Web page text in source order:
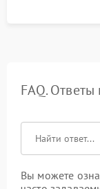
FAQ.
Вы можете